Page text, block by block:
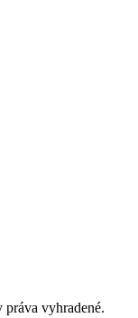
vyhradené.